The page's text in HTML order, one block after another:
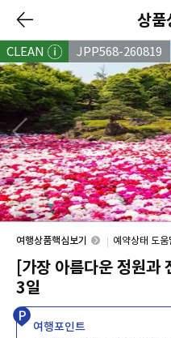
상품
CLEAN JPP568-260819
여행상품핵심보기 예약상태 도움
[가장 아름다운 정원과
3일
여행포인트